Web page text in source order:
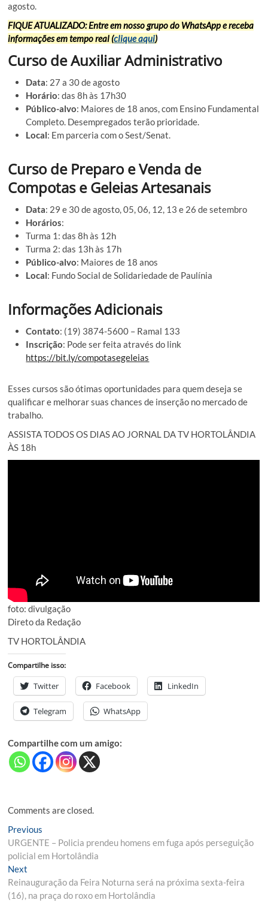
agosto.
FIQUE ATUALIZADO: Entre em nosso grupo do WhatsApp e receba
informações em tempo real (clique aqui)
Curso de Auxiliar Administrativo
Data: 27 a 30 de agosto
Horário: das 8h às 17h30
Público-alvo: Maiores de 18 anos, com Ensino Fundamental
Completo. Desempregados terão prioridade.
Local: Em parceria com o Sest/Senat.
Curso de Preparo e Venda de
Compotas e Geleias Artesanais
Data: 29 e 30 de agosto, 05, 06, 12, 13 e 26 de setembro
Horários:
Turma 1: das 8h às 12h
Turma 2: das 13h às 17h
Público-alvo: Maiores de 18 anos
Local: Fundo Social de Solidariedade de Paulínia
Informações Adicionais
Contato: (19) 3874-5600 – Ramal 133
Inscrição: Pode ser feita através do link
https://bit.ly/compotasegeleias
Esses cursos são ótimas oportunidades para quem deseja se
qualificar e melhorar suas chances de inserção no mercado de
trabalho.
ASSISTA TODOS OS DIAS AO JORNAL DA TV HORTOLÂNDIA
ÀS 18h
foto: divulgação
Direto da Redação
TV HORTOLÂNDIA
Compartilhe isso:
Twitter Facebook LinkedIn
Telegram WhatsApp
Compartilhe com um amigo:
Comments are closed.
Navegação
de
Post
Previous
post:
URGENTE – Policia prendeu homens em fuga após perseguição
policial em Hortolândia
Next
post:
Reinauguração da Feira Noturna será na próxima sexta-feira
(16), na praça do roxo em Hortolândia